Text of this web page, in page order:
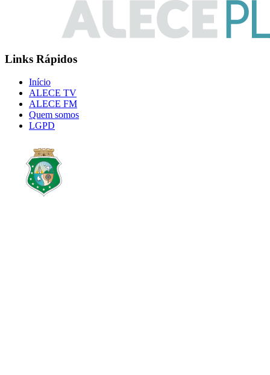
Links Rápidos
Início
ALECE TV
ALECE FM
Quem somos
LGPD